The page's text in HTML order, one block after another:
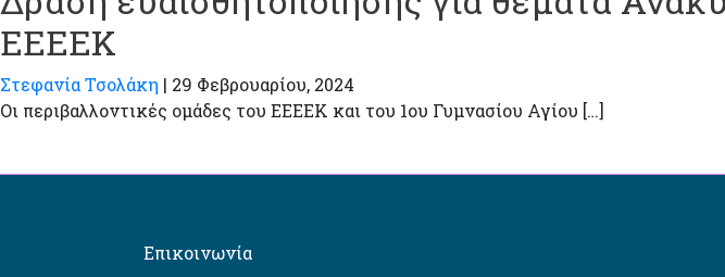
ΕΕΕΕΚ
Στεφανία Τσολάκη | 29 Φεβρουαρίου, 2024
Οι περιβαλλοντικές ομάδες του ΕΕΕΕΚ και του 1ου Γυμνασίου Αγίου […]
Επικοινωνία